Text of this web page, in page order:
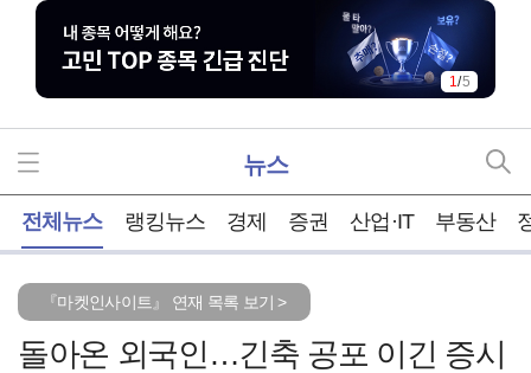
1/5
뉴스
전체뉴스 랭킹뉴스 경제 증권 산업·IT 부동산
『마켓인사이트』 연재 목록 보기 >
돌아온 외국인…긴축 공포 이긴 증시